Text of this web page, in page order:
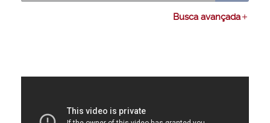
Busca avançada